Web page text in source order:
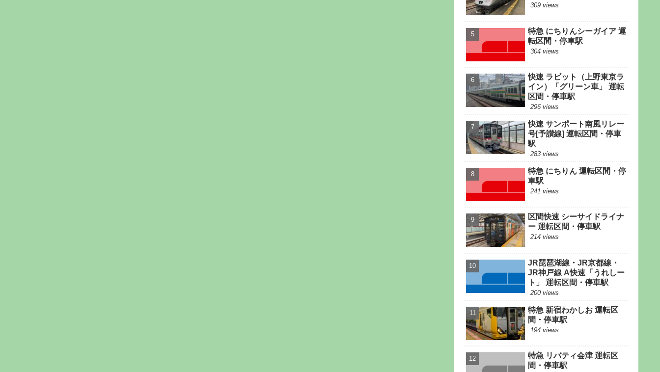
309 views
特急 にちりんシーガイア 運
転区間・停車駅
304 views
快速 ラビット（上野東京ラ
イン）「グリーン車」 運転
区間・停車駅
296 views
快速 サンポート南風リレー
号[予讃線] 運転区間・停車
駅
283 views
特急 にちりん 運転区間・停
車駅
241 views
区間快速 シーサイドライナ
ー 運転区間・停車駅
214 views
JR琵琶湖線・JR京都線・
JR神戸線 A快速「うれしー
ト」 運転区間・停車駅
200 views
特急 新宿わかしお 運転区
間・停車駅
194 views
特急 リバティ会津 運転区
間・停車駅